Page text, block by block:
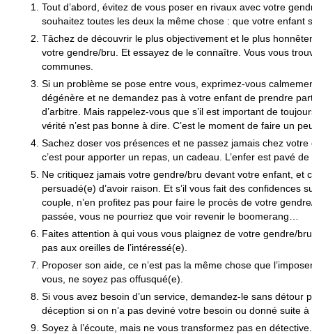
Tout d’abord, évitez de vous poser en rivaux avec votre
souhaitez toutes les deux la même chose : que votre enfant
Tâchez de découvrir le plus objectivement et le plus
votre gendre/bru. Et essayez de le connaître. Vous vous
communes.
Si un problème se pose entre vous, exprimez-vous
dégénère et ne demandez pas à votre enfant de prendre
d’arbitre. Mais rappelez-vous que s’il est important de
vérité n’est pas bonne à dire. C’est le moment de faire un
Sachez doser vos présences et ne passez jamais chez votre
c’est pour apporter un repas, un cadeau. L’enfer est pavé
Ne critiquez jamais votre gendre/bru devant votre enfant, et
persuadé(e) d’avoir raison. Et s’il vous fait des confidences
couple, n’en profitez pas pour faire le procès de votre
passée, vous ne pourriez que voir revenir le boomerang…
Faites attention à qui vous vous plaignez de votre gendre/
pas aux oreilles de l’intéressé(e).
Proposer son aide, ce n’est pas la même chose que
vous, ne soyez pas offusqué(e).
Si vous avez besoin d’un service, demandez-le sans détour
déception si on n’a pas deviné votre besoin ou donné suite
Soyez à l’écoute, mais ne vous transformez pas en détective.